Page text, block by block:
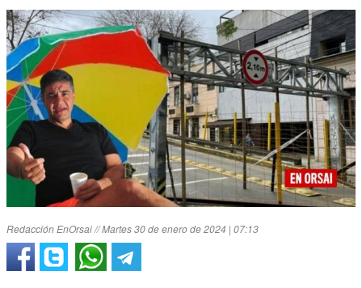
Redacción EnOrsai // Martes 30 de enero de 2024 | 07:13